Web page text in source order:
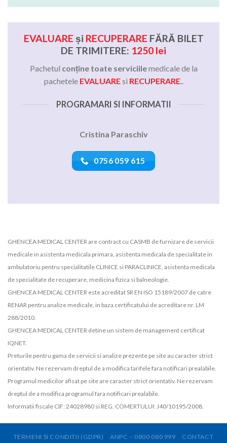
EVALUARE și RECUPERARE FĂRĂ BILET
DE TRIMITERE: 1250 lei
Pachetul conține toate serviciilemedicale de la
pachetele EVALUAREsi RECUPERARE..
PROGRAMARI SI INFORMATII
Cristina Paraschiv
0756 059 615
GHENCEA MEDICAL CENTER are contract cu CASMB de furnizare de servicii
medicale in asistenta medicala primara, asistenta medicala de specialitate in
ambulatoriu pentru specialitatile CLINICE si PARACLINICE, asistenta medicala
de specialitate de recuperare, medicina fizica si balneologie.
GHENCEA MEDICAL CENTER este acreditat SR EN ISO 15189/2007 de catre
RENAR pentru analize medicale, in baza certificatului de acreditare nr. LM
288/2010.
GHENCEA MEDICAL CENTER detine un sistem de management certificat
IQNET.
Preturile pentru gama de servicii si analize prezente pe site au caracter strict
orientativ. Ne rezervam dreptul de a modifica tarifele fara notificari prealabile.
Programul medicilor afisat pe site are caracter strict orientativ. Ne rezervam
dreptul de a modifica programul fara notificari prealabile.
Informatii fiscale CIF: 24028980 si REG. COMERTULUI: J40/10195/2008.
TERMENI SI CONDITII (GDPR) ANPC – 0800 080 999 CONTACT